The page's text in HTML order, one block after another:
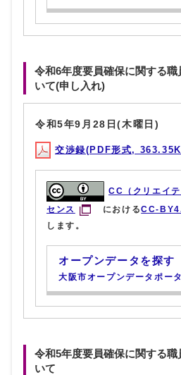
令和6年度要員確保に関する
いて(申し入れ)
令和5年9月28日(木曜日)
交渉録(PDF形式,
CC（クリエイ
センス
におけるCC-
します。
オープンデータを探す
大阪市オープンデータポー
令和5年度要員確保に関する
いて